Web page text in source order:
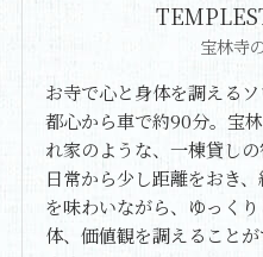
宝林寺
お寺で心と身体を調える
都心から車で約90分。宝
れ家のような、一棟貸し
日常から少し距離をおき
を味わいながら、ゆっく
体、価値観を調えること